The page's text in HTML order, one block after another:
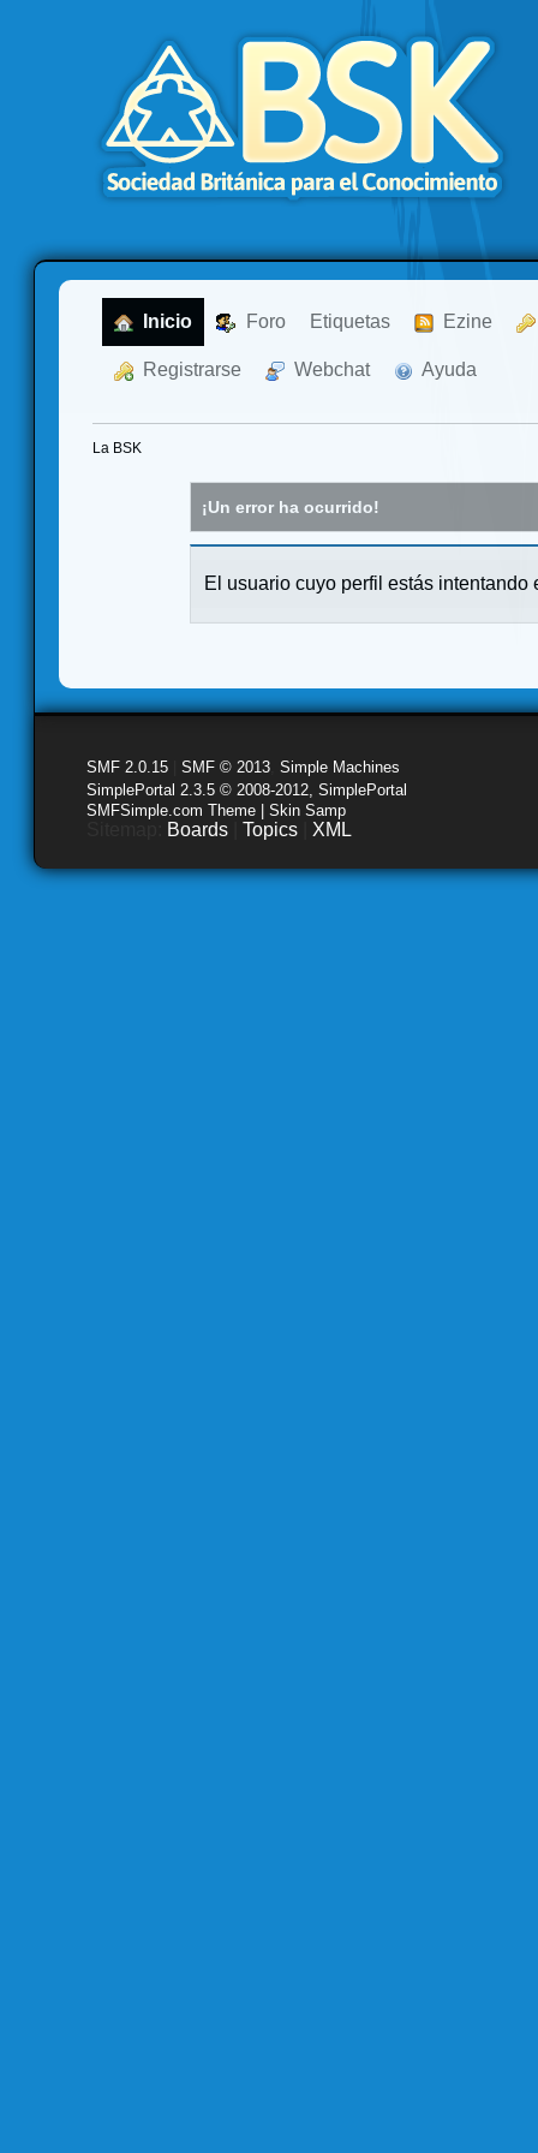
Inicio Foro Etiquetas Ezine
Registrarse Webchat Ayuda
La BSK
¡Un error ha ocurrido!
El usuario cuyo perfil estás intentando
SMF 2.0.15 SMF © 2013 Simple Machines
SimplePortal 2.3.5 © 2008-2012, SimplePortal
SMFSimple.com Theme | Skin Samp
Boards Topics XML